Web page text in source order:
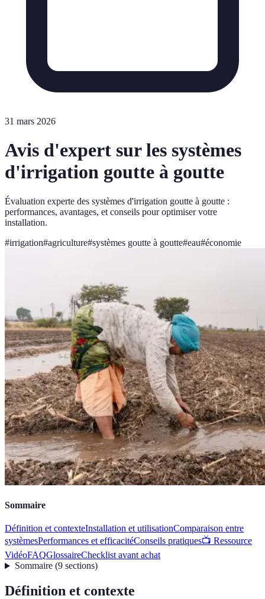
31 mars 2026
Avis d'expert sur les systèmes
d'irrigation goutte à goutte
Évaluation experte des systèmes d'irrigation goutte à goutte :
performances, avantages, et conseils pour optimiser votre
installation.
#irrigation#agriculture#systèmes goutte à goutte#eau#économie
Sommaire
Définition et contexteInstallation et utilisationComparaison entre
systèmesPerformances et efficacitéConseils pratiques📺 Ressource
VidéoFAQGlossaireChecklist avant achat
Sommaire(9 sections)
Définition et contexte